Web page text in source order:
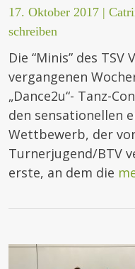
17. Oktober 2017 |
schreiben
Die “Minis” des
vergangenen
„Dance2u“- Tanz-
den sensationellen
Wettbewerb, der
Turnerjugend/BTV
erste, an dem die